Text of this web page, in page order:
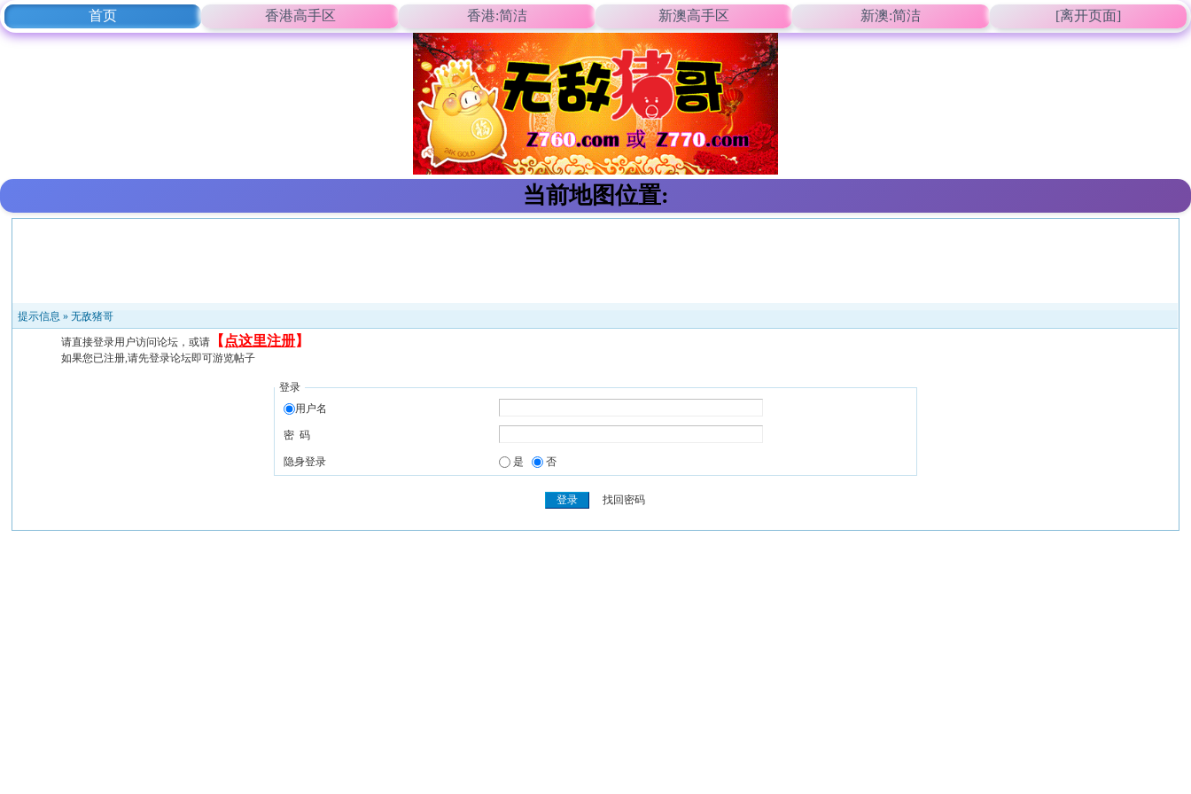
首页 香港高手区 香港:简洁 新澳高手区 新澳:简洁 [离开页面]
当前地图位置:
提示信息 »无敌猪哥
请直接登录用户访问论坛，或请 【 点这里注册】
如果您已注册,请先登录论坛即可游览帖子
登录
用户名
密 码
隐身登录 是 否
找回密码